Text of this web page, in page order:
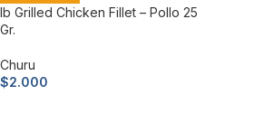
Ib Grilled Chicken Fillet – Pollo 25
Gr.
Churu
$2.000